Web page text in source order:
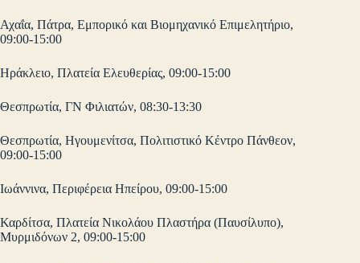
Αχαΐα, Πάτρα, Εμπορικό και Βιομηχανικό Επιμελητήριο,
09:00-15:00
Ηράκλειο, Πλατεία Ελευθερίας, 09:00-15:00
Θεσπρωτία, ΓΝ Φιλιατών, 08:30-13:30
Θεσπρωτία, Ηγουμενίτσα, Πολιτιστικό Κέντρο Πάνθεον,
09:00-15:00
Ιωάννινα, Περιφέρεια Ηπείρου, 09:00-15:00
Καρδίτσα, Πλατεία Νικολάου Πλαστήρα (Παυσίλυπο),
Μυρμιδόνων 2, 09:00-15:00